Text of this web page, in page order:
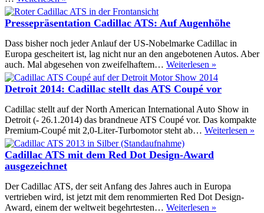
Cadillac
ATS
Coupé:
Premium
ohne
Lorbeerkranz
Pressepräsentation Cadillac ATS: Auf Augenhöhe
Dass bisher noch jeder Anlauf der US-Nobelmarke Cadillac in
Europa gescheitert ist, lag nicht nur an den angebotenen Autos. Aber
auch. Mal abgesehen von zweifelhaftem… Weiterlesen »
Cadillac
ATS:
Auf
Augenhöhe
Detroit 2014: Cadillac stellt das ATS Coupé vor
Cadillac stellt auf der North American International Auto Show in
Detroit (- 26.1.2014) das brandneue ATS Coupé vor. Das kompakte
Premium-Coupé mit 2,0-Liter-Turbomotor steht ab… Weiterlesen »
Cadillac ATS mit dem Red Dot Design-Award
ausgezeichnet
Der Cadillac ATS, der seit Anfang des Jahres auch in Europa
vertrieben wird, ist jetzt mit dem renommierten Red Dot Design-
Award, einem der weltweit begehrtesten… Weiterlesen »